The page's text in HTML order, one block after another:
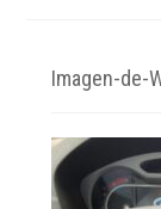
Imagen-de-